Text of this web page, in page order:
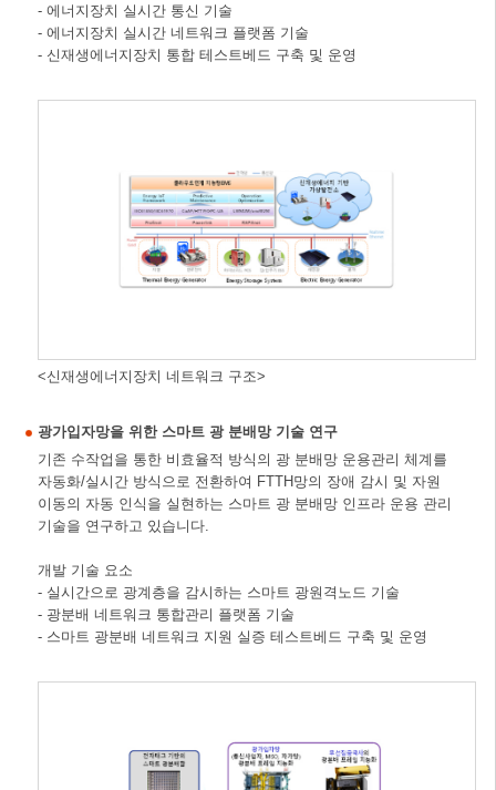
- 에너지장치 실시간 통신 기술
- 에너지장치 실시간 네트워크 플랫폼 기술
- 신재생에너지장치 통합 테스트베드 구축 및 운영
<신재생에너지장치 네트워크 구조>
광가입자망을 위한 스마트 광 분배망 기술 연구
기존 수작업을 통한 비효율적 방식의 광 분배망 운용관리 체계를
자동화/실시간 방식으로 전환하여 FTTH망의 장애 감시 및 자원
이동의 자동 인식을 실현하는 스마트 광 분배망 인프라 운용 관리
기술을 연구하고 있습니다.
개발 기술 요소
- 실시간으로 광계층을 감시하는 스마트 광원격노드 기술
- 광분배 네트워크 통합관리 플랫폼 기술
- 스마트 광분배 네트워크 지원 실증 테스트베드 구축 및 운영